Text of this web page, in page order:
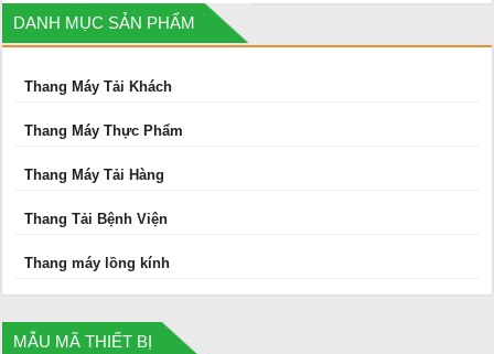
DANH MỤC SẢN PHẨM
Thang Máy Tải Khách
Thang Máy Thực Phẩm
Thang Máy Tải Hàng
Thang Tải Bệnh Viện
Thang máy lồng kính
MẪU MÃ THIẾT BỊ